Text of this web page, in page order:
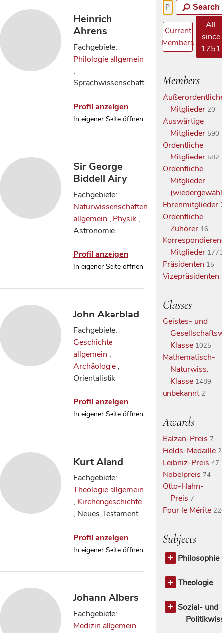
Heinrich
Ahrens
Fachgebiete:
Philologie allgemein
,
Sprachwissenschaft
Profil anzeigen
In eigener Seite öffnen
Sir George
Biddell Airy
Fachgebiete:
Naturwissenschaften
allgemein , Physik ,
Astronomie
Profil anzeigen
In eigener Seite öffnen
John Akerblad
Fachgebiete:
Geschichte
allgemein ,
Archäologie ,
Orientalistik
Profil anzeigen
In eigener Seite öffnen
Kurt Aland
Fachgebiete:
Theologie allgemein
, Kirchengeschichte
, Neues Testament
Profil anzeigen
In eigener Seite öffnen
Johann Albers
Fachgebiete:
Medizin allgemein
Search
Current
Members
All
since
1751
Members
Mitglieder 20
Auswärtige
Mitglieder 590
Ordentliche
Mitglieder 582
Ordentliche
Mitglieder
Ehrenmitglieder
Ordentliche
Zuhörer 16
Mitglieder
Präsidenten 15
Vizepräsidenten
Classes
Geistes- und
Klasse 1025
Mathematisch-
Naturwiss.
Klasse 1489
unbekannt 2
Awards
Balzan-Preis 7
Fields-Medaille 2
Leibniz-Preis 47
Nobelpreis 74
Otto-Hahn-
Preis 7
Pour le Mérite
Subjects
Philosophie
Antike
Theologie
Altes
Geschichte
Sozial- und